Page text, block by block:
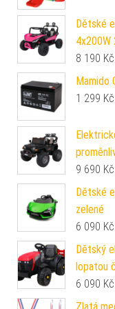
Dětské
4x200W
8 190 Kč
Mamido
1 299 Kč
9 690 Kč
Dětské
zelené
6 090 Kč
Dětský
lopatou
6 090 Kč